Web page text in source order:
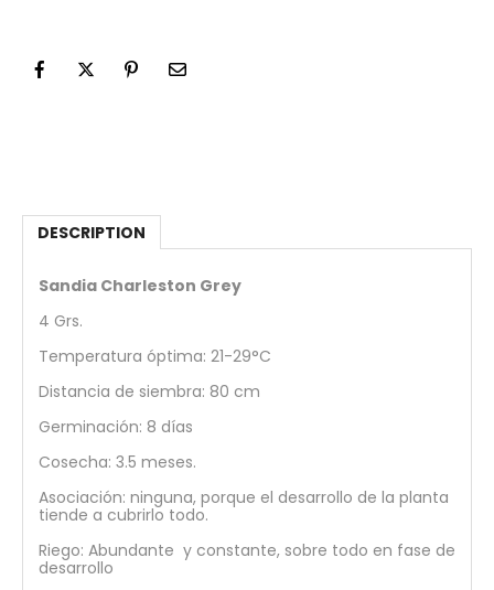
DESCRIPTION
Sandia Charleston Grey
4 Grs.
Temperatura óptima: 21-29°C
Distancia de siembra: 80 cm
Germinación: 8 días
Cosecha: 3.5 meses.
Asociación: ninguna, porque el desarrollo de la planta
tiende a cubrirlo todo.
Riego: Abundante y constante, sobre todo en fase de
desarrollo